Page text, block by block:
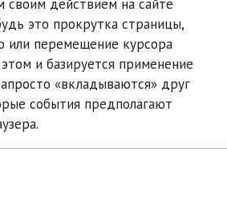
своим действием на сайте
это прокрутка страницы,
или перемещение курсора
и базируется применение
«вкладываются» друг
события предполагают